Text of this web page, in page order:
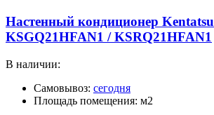
Настенный кондиционер Kentatsu
KSGQ21HFAN1 / KSRQ21HFAN1
В наличии:
Самовывоз: сегодня
Площадь помещения: м2